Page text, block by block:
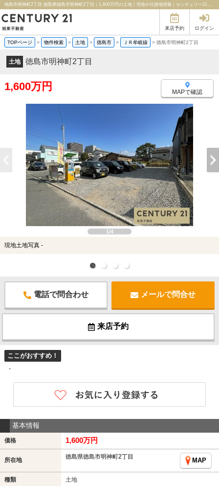
徳島市明神町2丁目 徳島県徳島市明神町2丁目｜1,600万円の土地｜売地や分譲地情報｜センチュリー21旭東不動産
来店予約 ログイン
TOPページ > 物件検索 > 土地 > 徳島市 > ＪＲ牟岐線 > 徳島市明神町2丁目
土地 徳島市明神町2丁目
1,600万円 MAPで確認
1/4
現地土地写真 -
電話で問合わせ メールで問合せ
来店予約
ここがおすすめ！
-
基本情報
価格 1,600万円
所在地 徳島県徳島市明神町2丁目
MAP
種類 土地